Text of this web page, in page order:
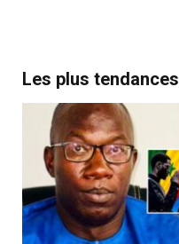
Les plus tendances